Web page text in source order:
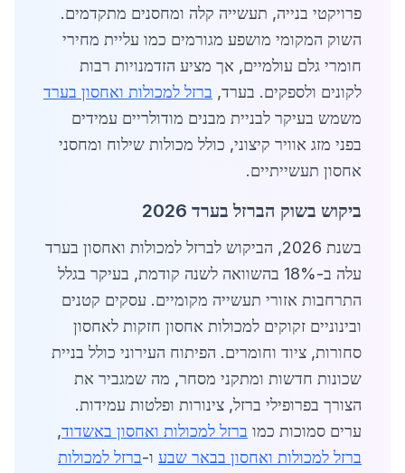
פרויקטי בנייה, תעשייה קלה ומחסנים מתקדמים.
השוק המקומי מושפע מגורמים כמו עליית מחירי
חומרי גלם עולמיים, אך מציע הזדמנויות רבות
לקונים ולספקים. בערד, ברזל למכולות ואחסון בערד
משמש בעיקר לבניית מבנים מודולריים עמידים
בפני מזג אוויר קיצוני, כולל מכולות שילוח ומחסני
אחסון תעשייתיים.
ביקוש בשוק הברזל בערד 2026
בשנת 2026, הביקוש לברזל למכולות ואחסון בערד
עלה ב-18% בהשוואה לשנה קודמת, בעיקר בגלל
התרחבות אזורי תעשייה מקומיים. עסקים קטנים
ובינוניים זקוקים למכולות אחסון חזקות לאחסון
סחורות, ציוד וחומרים. הפיתוח העירוני כולל בניית
שכונות חדשות ומתקני מסחר, מה שמגביר את
הצורך בפרופילי ברזל, צינורות ופלטות עמידות.
ערים סמוכות כמו ברזל למכולות ואחסון באשדוד,
ברזל למכולות ואחסון בבאר שבע ו-ברזל למכולות